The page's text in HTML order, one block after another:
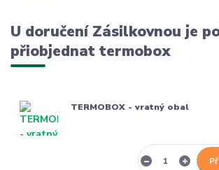
U doručení Zásilkovnou je
přiobjednat termobox
TERMOBOX - vratný obal